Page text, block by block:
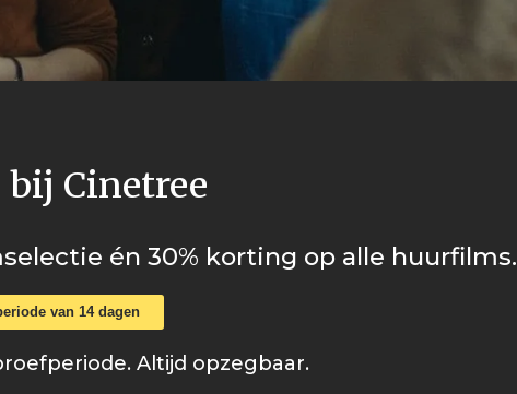
bij Cinetree
én 30% korting op alle huurfilms.
van 14 dagen
Altijd opzegbaar.